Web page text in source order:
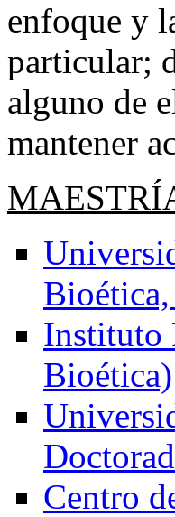
enfoque y
particular;
alguno de
mantener
Instituto
Bioética)
Centro